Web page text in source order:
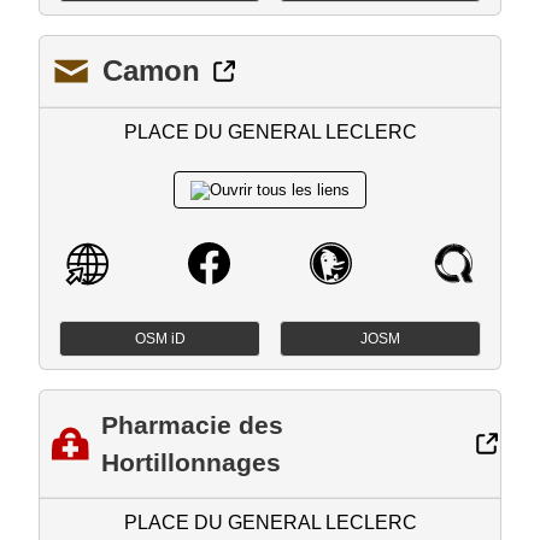
Camon
PLACE DU GENERAL LECLERC
OSM iD JOSM
Pharmacie des
Hortillonnages
PLACE DU GENERAL LECLERC